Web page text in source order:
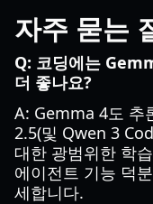
자주 묻는
Q: 코딩에는
더 좋나요?
A: Gemma 4도 추
2.5(및 Qwen 3
대한 광범위한 학
에이전트 기능 덕
세합니다.